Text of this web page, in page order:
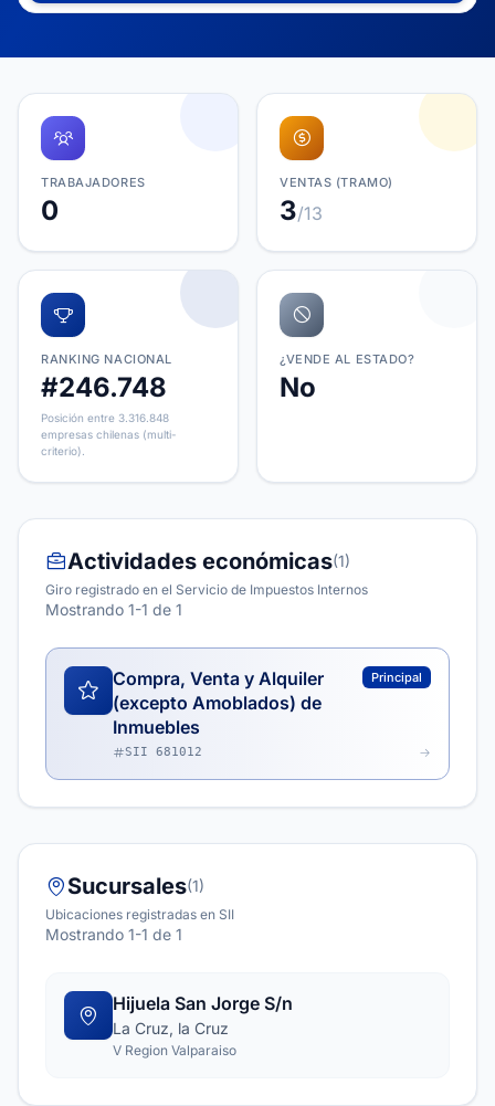
TRABAJADORES
0
VENTAS (TRAMO)
3/13
RANKING NACIONAL
#246.748
Posición entre 3.316.848
empresas chilenas (multi-
criterio).
¿VENDE AL ESTADO?
No
Actividades económicas(1)
Giro registrado en el Servicio de Impuestos Internos
Mostrando 1-1 de 1
Compra, Venta y Alquiler
(excepto Amoblados) de
Inmuebles
Principal
SII 681012
Sucursales(1)
Ubicaciones registradas en SII
Mostrando 1-1 de 1
Hijuela San Jorge S/n
La Cruz, la Cruz
V Region Valparaiso